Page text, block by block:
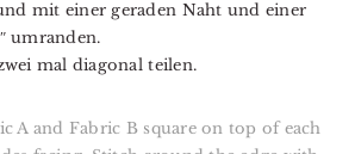
mit einer geraden Naht und einer
umranden.
mal diagonal teilen.
A and Fabric B square on top of each